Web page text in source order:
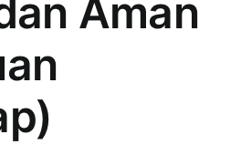
Aman